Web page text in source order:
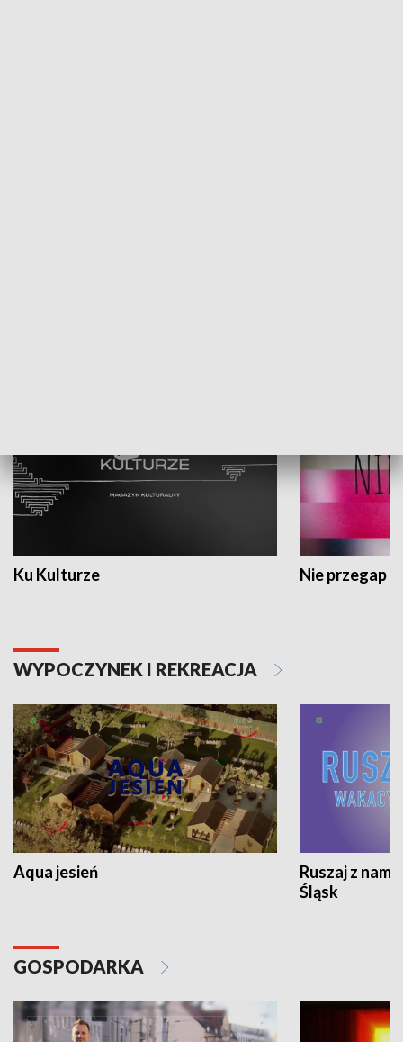
Ku Kulturze Nie przegap
WYPOCZYNEK I REKREACJA
Aqua jesień
Ruszaj z
Śląsk
GOSPODARKA